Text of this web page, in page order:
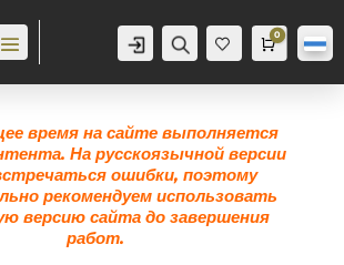
Аккаунт Поиск
Же
лан
Корзина
0
0,0грн
время на сайте выполняется
На русскоязычной версии
ошибки, поэтому
рекомендуем использовать
версию сайта до завершения
работ.